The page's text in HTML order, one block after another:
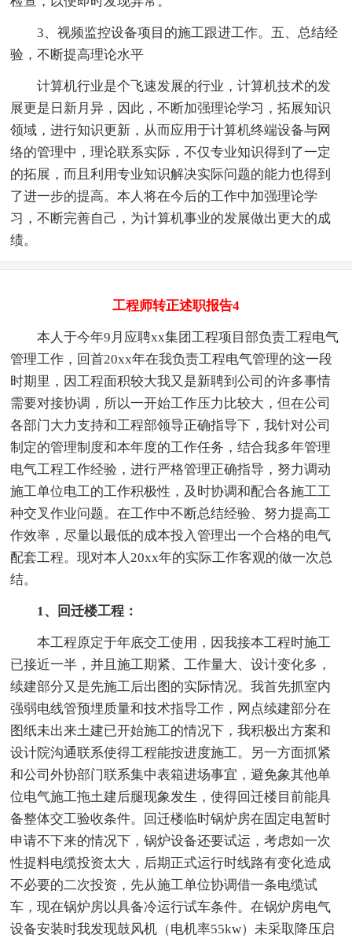
3、视频监控设备项目的施工跟进工作。五、总结经
验，不断提高理论水平
计算机行业是个飞速发展的行业，计算机技术的发
展更是日新月异，因此，不断加强理论学习，拓展知识
领域，进行知识更新，从而应用于计算机终端设备与网
络的管理中，理论联系实际，不仅专业知识得到了一定
的拓展，而且利用专业知识解决实际问题的能力也得到
了进一步的提高。本人将在今后的工作中加强理论学
习，不断完善自己，为计算机事业的发展做出更大的成
绩。
工程师转正述职报告4
本人于今年9月应聘xx集团工程项目部负责工程电气
管理工作，回首20xx年在我负责工程电气管理的这一段
时期里，因工程面积较大我又是新聘到公司的许多事情
需要对接协调，所以一开始工作压力比较大，但在公司
各部门大力支持和工程部领导正确指导下，我针对公司
制定的管理制度和本年度的工作任务，结合我多年管理
电气工程工作经验，进行严格管理正确指导，努力调动
施工单位电工的工作积极性，及时协调和配合各施工工
种交叉作业问题。在工作中不断总结经验、努力提高工
作效率，尽量以最低的成本投入管理出一个合格的电气
配套工程。现对本人20xx年的实际工作客观的做一次总
结。
1、回迁楼工程：
本工程原定于年底交工使用，因我接本工程时施工
已接近一半，并且施工期紧、工作量大、设计变化多，
续建部分又是先施工后出图的实际情况。我首先抓室内
强弱电线管预埋质量和技术指导工作，网点续建部分在
图纸未出来土建已开始施工的情况下，我积极出方案和
设计院沟通联系使得工程能按进度施工。另一方面抓紧
和公司外协部门联系集中表箱进场事宜，避免象其他单
位电气施工拖土建后腿现象发生，使得回迁楼目前能具
备整体交工验收条件。回迁楼临时锅炉房在固定电暂时
申请不下来的情况下，锅炉设备还要试运，考虑如一次
性提料电缆投资太大，后期正式运行时线路有变化造成
不必要的二次投资，先从施工单位协调借一条电缆试
车，现在锅炉房以具备冷运行试车条件。在锅炉房电气
设备安装时我发现鼓风机（电机率55kw）未采取降压启